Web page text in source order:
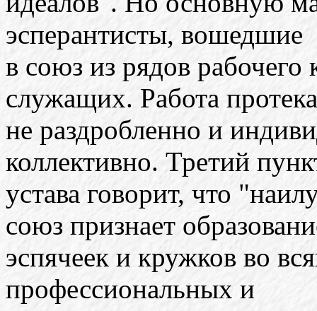
эсперантисты, вошедшие
в союз из рядов рабочего
служащих. Работа
не раздробленно и
коллективно. Третий
устава говорит, что
союз признает
эспячеек и кружков во
профессиональных и